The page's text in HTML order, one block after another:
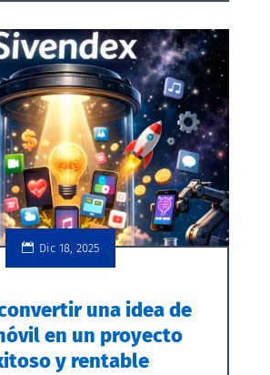
Dic 18, 2025
una idea de
en un proyecto
y rentable